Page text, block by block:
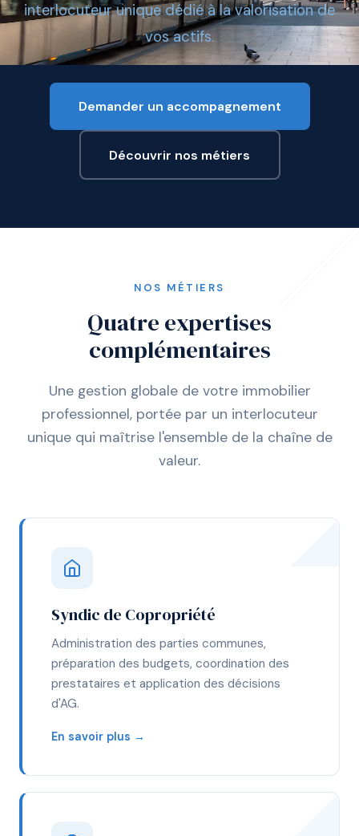
interlocuteur unique dédié à la valorisation de
vos actifs.
Demander un accompagnement
Découvrir nos métiers
NOS MÉTIERS
Quatre expertises
complémentaires
Une gestion globale de votre immobilier
professionnel, portée par un interlocuteur
unique qui maîtrise l'ensemble de la chaîne de
valeur.
Syndic de Copropriété
Administration des parties communes,
préparation des budgets, coordination des
prestataires et application des décisions
d'AG.
En savoir plus →